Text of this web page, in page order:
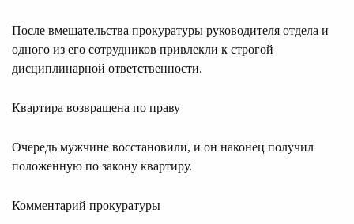
После вмешательства прокуратуры руководителя отдела и
одного из его сотрудников привлекли к строгой
дисциплинарной ответственности.
Квартира возвращена по праву
Очередь мужчине восстановили, и он наконец получил
положенную по закону квартиру.
Комментарий прокуратуры